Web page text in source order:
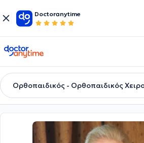
Doctoranytime
doctoranytime
Ορθοπαιδικός - Ορθοπαιδικός